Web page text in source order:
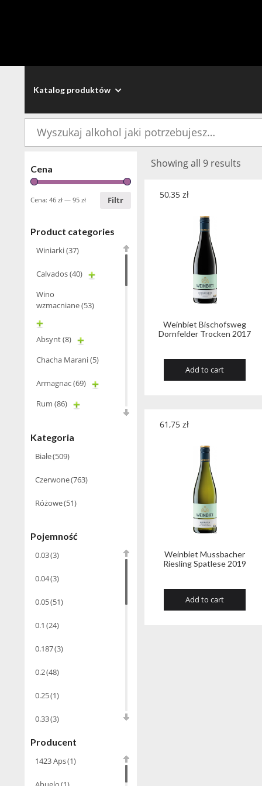
Katalog produktów
Cena
Filtr
Cena: 46 zł — 95 zł
Product categories
Winiarki(37)
Calvados(40)
Wino
wzmacniane(53)
Absynt(8)
Chacha Marani(5)
Armagnac(69)
Rum (86)
Miniaturki
Brandy (97)
Alkohole
Cachaca(3)
Pisco(4)
Bourbon
Piwo (10)
Grappa
Nalewka
Alkohole
Kategoria
Białe(509)
Czerwone(763)
Różowe(51)
Pojemność
0.03(3)
0.04(3)
0.05(51)
0.1 (24)
0.187(3)
0.2(48)
0.25(1)
0.33(3)
0.35(53)
0.375 (28)
Producent
1423 Aps(1)
Showing all 9 results
Weinbiet Bischofsweg
Dornfelder Trocken 2017
50,35 zł
Add to cart
Weinbiet Mussbacher
Riesling Spatlese 2019
61,75 zł
Add to cart